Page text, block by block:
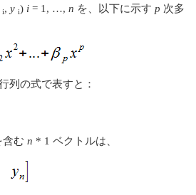
i,yi) i= 1, …,n を、以下に示すp 次多
列の式で表すと：
含むn * 1 ベクトルは、